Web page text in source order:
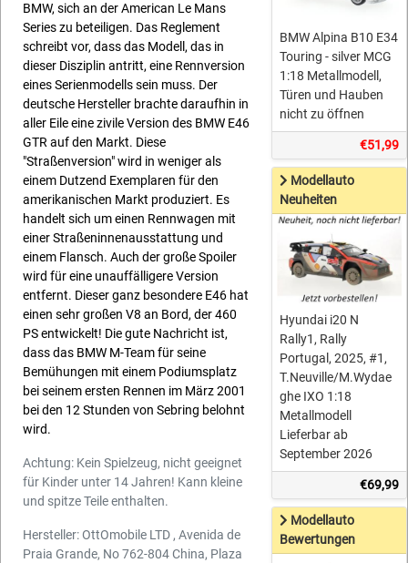
BMW, sich an der American Le Mans
Series zu beteiligen. Das Reglement
schreibt vor, dass das Modell, das in
dieser Disziplin antritt, eine Rennversion
eines Serienmodells sein muss. Der
deutsche Hersteller brachte daraufhin in
aller Eile eine zivile Version des BMW E46
GTR auf den Markt. Diese
"Straßenversion" wird in weniger als
einem Dutzend Exemplaren für den
amerikanischen Markt produziert. Es
handelt sich um einen Rennwagen mit
einer Straßeninnenausstattung und
einem Flansch. Auch der große Spoiler
wird für eine unauffälligere Version
entfernt. Dieser ganz besondere E46 hat
einen sehr großen V8 an Bord, der 460
PS entwickelt! Die gute Nachricht ist,
dass das BMW M-Team für seine
Bemühungen mit einem Podiumsplatz
bei seinem ersten Rennen im März 2001
bei den 12 Stunden von Sebring belohnt
wird.
Achtung: Kein Spielzeug, nicht geeignet
für Kinder unter 14 Jahren! Kann kleine
und spitze Teile enthalten.
Hersteller: OttOmobile LTD , Avenida de
Praia Grande, No 762-804 China, Plaza
BMW Alpina B10 E34
Touring - silver MCG
1:18 Metallmodell,
Türen und Hauben
nicht zu öffnen
€51,99
Modellauto
Neuheiten
Hyundai i20 N
Rally1, Rally
Portugal, 2025, #1,
T.Neuville/M.Wydae
ghe IXO 1:18
Metallmodell
Lieferbar ab
September 2026
€69,99
Modellauto
Bewertungen